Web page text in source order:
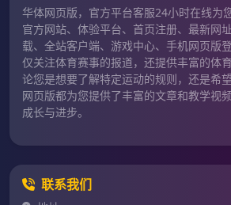
华体网页版，官方平台客服24小时在线为
官方网站、体验平台、首页注册、最新网
载、全站客户端、游戏中心、手机网页版
仅关注体育赛事的报道，还提供丰富的体
论您是想要了解特定运动的规则，还是希
网页版都为您提供了丰富的文章和教学视
成长与进步。
联系我们